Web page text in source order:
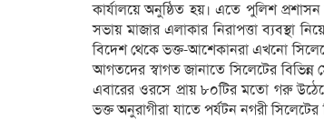
কার্যালয়ে অনুষ্ঠিত হয়। এতে পুলিশ প্রশাসন
সভায় মাজার এলাকার নিরাপত্তা ব্যবস্থা
বিদেশ থেকে ভক্ত-আশেকানরা এখনো
আগতদের স্বাগত জানাতে সিলেটের বিভিন্ন
এবারের ওরসে প্রায় ৮০টির মতো গরু
ভক্ত অনুরাগীরা যাতে পর্যটন নগরী